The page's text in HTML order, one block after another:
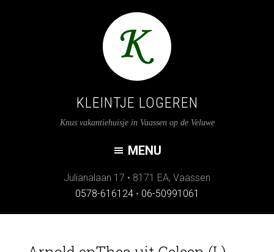
KLEINTJE LOGEREN
Knus vakantiehuisje in Vaassen op de Veluwe
Julianalaan 17 • 8171 EA, Vaassen
0578-616124 • 06-50991061